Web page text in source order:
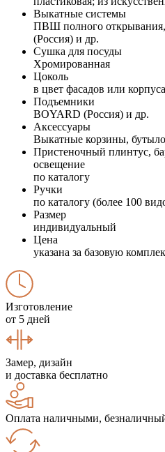
Выкатные системы
ПВШ полного
(Россия) и др.
Сушка для посуды
Хромированная
Цоколь
в цвет фасадов или корпуса
Подъемники
BOYARD (Россия) и др.
Аксессуары
Выкатные корзины,
Пристеночный плинтус,
освещение
по каталогу
Ручки
по каталогу (более 100
Размер
индивидуальный
Цена
указана за базовую
Изготовление
от 5 дней
Замер, дизайн
и доставка бесплатно
Оплата наличными,